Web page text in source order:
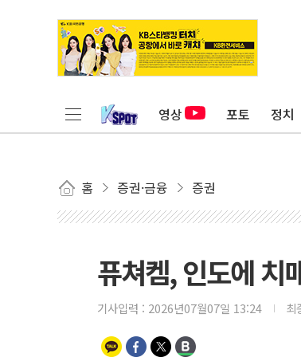
영상 포토 정치
홈 증권·금융 증권
퓨쳐켐, 인도에 치
기사입력 : 2026년07월07일 13:24 최